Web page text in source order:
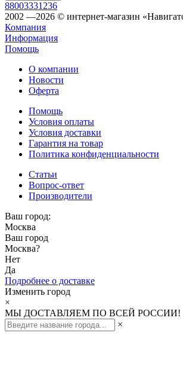
88003331236
2002 —2026 © интернет-магазин
Компания
Информация
Помощь
О компании
Новости
Оферта
Помощь
Условия оплаты
Условия доставки
Гарантия на товар
Политика конфиденциальности
Статьи
Вопрос-ответ
Производители
Ваш город:
Москва
Ваш город
Москва?
Нет
Да
Подробнее о доставке
Изменить город
×
МЫ ДОСТАВЛЯЕМ ПО ВСЕЙ РОССИИ!
×